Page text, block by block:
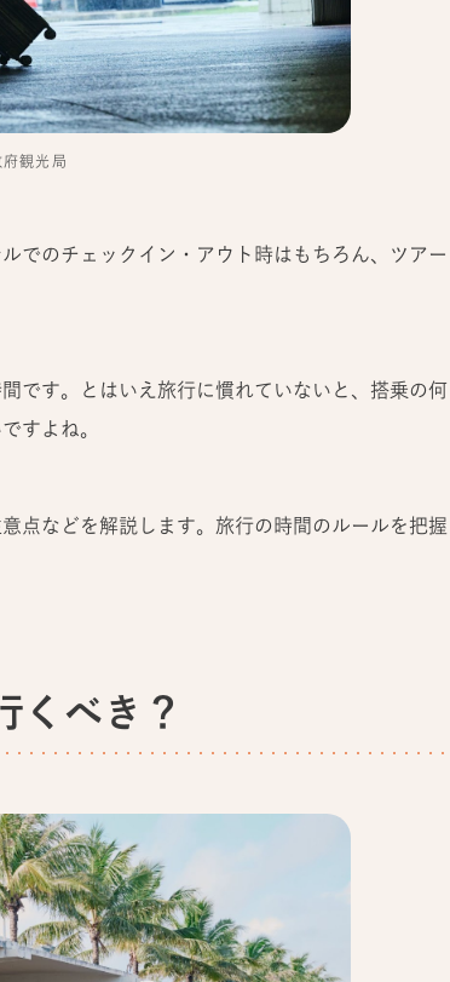
観光局
でのチェックイン・アウト時はもちろん、ツアー
です。とはいえ旅行に慣れていないと、搭乗の何
すよね。
点などを解説します。旅行の時間のルールを把握
くべき？